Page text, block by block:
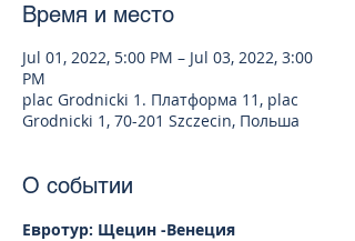
Время и место
Jul 01, 2022, 5:00 PM – Jul 03, 2022, 3:00
PM
plac Grodnicki 1. Платформа 11, plac
Grodnicki 1, 70-201 Szczecin, Польша
О событии
Евротур: Щецин -Венеция